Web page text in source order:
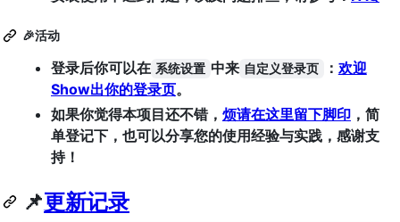
🎉活动
登录后你可以在 系统设置 中来 自定义登录页 ： 欢迎
Show出你的登录页。
如果你觉得本项目还不错， 烦请在这里留下脚印 ，简
单登记下，也可以分享您的使用经验与实践，感谢支
持！
📌更新记录